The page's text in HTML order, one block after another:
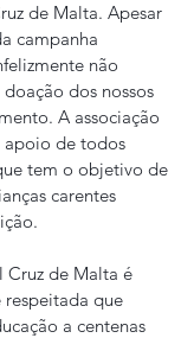
de Malta. Apesar
campanha
não
dos nossos
A associação
apoio de todos
tem o objetivo de
carentes
Cruz de Malta é
respeitada que
a centenas